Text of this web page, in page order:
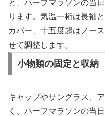
と、ハーフマラソンの当
ります。気温一桁は長袖
カバー、十五度超はノー
せて調整します。
小物類の固定と収納
キャップやサングラス、
く、ハーフマラソンの当